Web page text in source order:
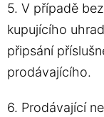
5. V případě
kupujícího
připsání
prodávajícího.
6. Prodávající